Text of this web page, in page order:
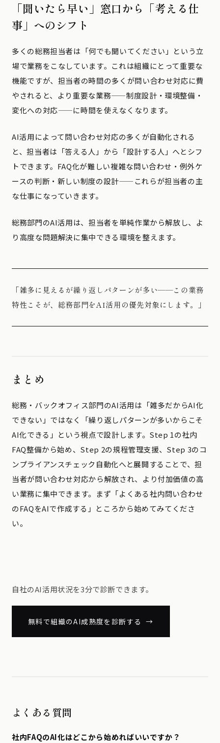
「聞いたら早い」窓口から「考える仕
事」へのシフト
多くの総務担当者は「何でも聞いてください」という立
場で業務をこなしています。これは組織にとって重要な
機能ですが、担当者の時間の多くが問い合わせ対応に費
やされると、より重要な業務——制度設計・環境整備・
変化への対応——に時間を使えなくなります。
AI活用によって問い合わせ対応の多くが自動化される
と、担当者は「答える人」から「設計する人」へとシフ
トできます。FAQ化が難しい複雑な問い合わせ・例外ケ
ースの判断・新しい制度の設計——これらが担当者の主
な仕事になっていきます。
総務部門のAI活用は、担当者を単純作業から解放し、よ
り高度な問題解決に集中できる環境を整えます。
「雑多に見えるが繰り返しパターンが多い——この業務
特性こそが、総務部門をAI活用の優先対象にします。」
まとめ
総務・バックオフィス部門のAI活用は「雑多だからAI化
できない」ではなく「繰り返しパターンが多いからこそ
AI化できる」という視点で設計します。Step 1の社内
FAQ整備から始め、Step 2の規程管理支援、Step 3のコ
ンプライアンスチェック自動化へと展開することで、担
当者が問い合わせ対応から解放され、より付加価値の高
い業務に集中できます。まず「よくある社内問い合わせ
のFAQをAIで作成する」ところから始めてみてくださ
い。
自社のAI活用状況を3分で診断できます。
無料で組織のAI成熟度を診断する →
よくある質問
社内FAQのAI化はどこから始めればいいですか？